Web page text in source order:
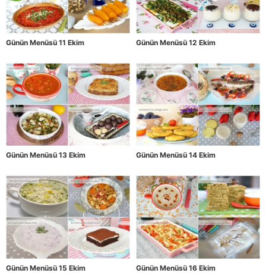
Günün Menüsü 11 Ekim Günün Menüsü 12 Ekim
Günün Menüsü 13 Ekim Günün Menüsü 14 Ekim
Günün Menüsü 15 Ekim Günün Menüsü 16 Ekim